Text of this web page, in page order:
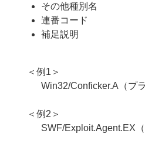
その他種別名
連番コード
補足説明
＜例1＞
Win32/Conficker.A（プ
＜例2＞
SWF/Exploit.Agent.EX